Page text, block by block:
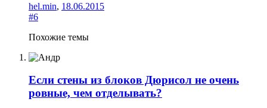
hel.min, 18.06.2015
#6
Похожие темы
Если стены из блоков Дюрисол не очень
ровные, чем отделывать?